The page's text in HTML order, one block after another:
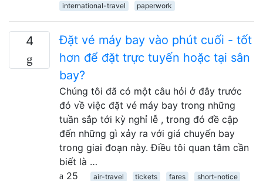
international-travel
paperwork
4
Đặt vé máy bay vào phút cuối - tốt
hơn để đặt trực tuyến hoặc tại sân
bay?
Chúng tôi đã có một câu hỏi ở đây trước
đó về việc đặt vé máy bay trong những
tuần sắp tới kỳ nghỉ lễ , trong đó đề cập
đến những gì xảy ra với giá chuyến bay
trong giai đoạn này. Điều tôi quan tâm cần
biết là …
25
air-travel tickets fares short-notice